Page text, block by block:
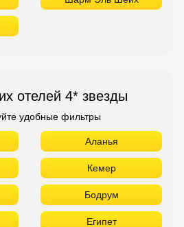
Шарм Эль Шейх
Абу Даби
Аджман
Фуджейра
Паттайя